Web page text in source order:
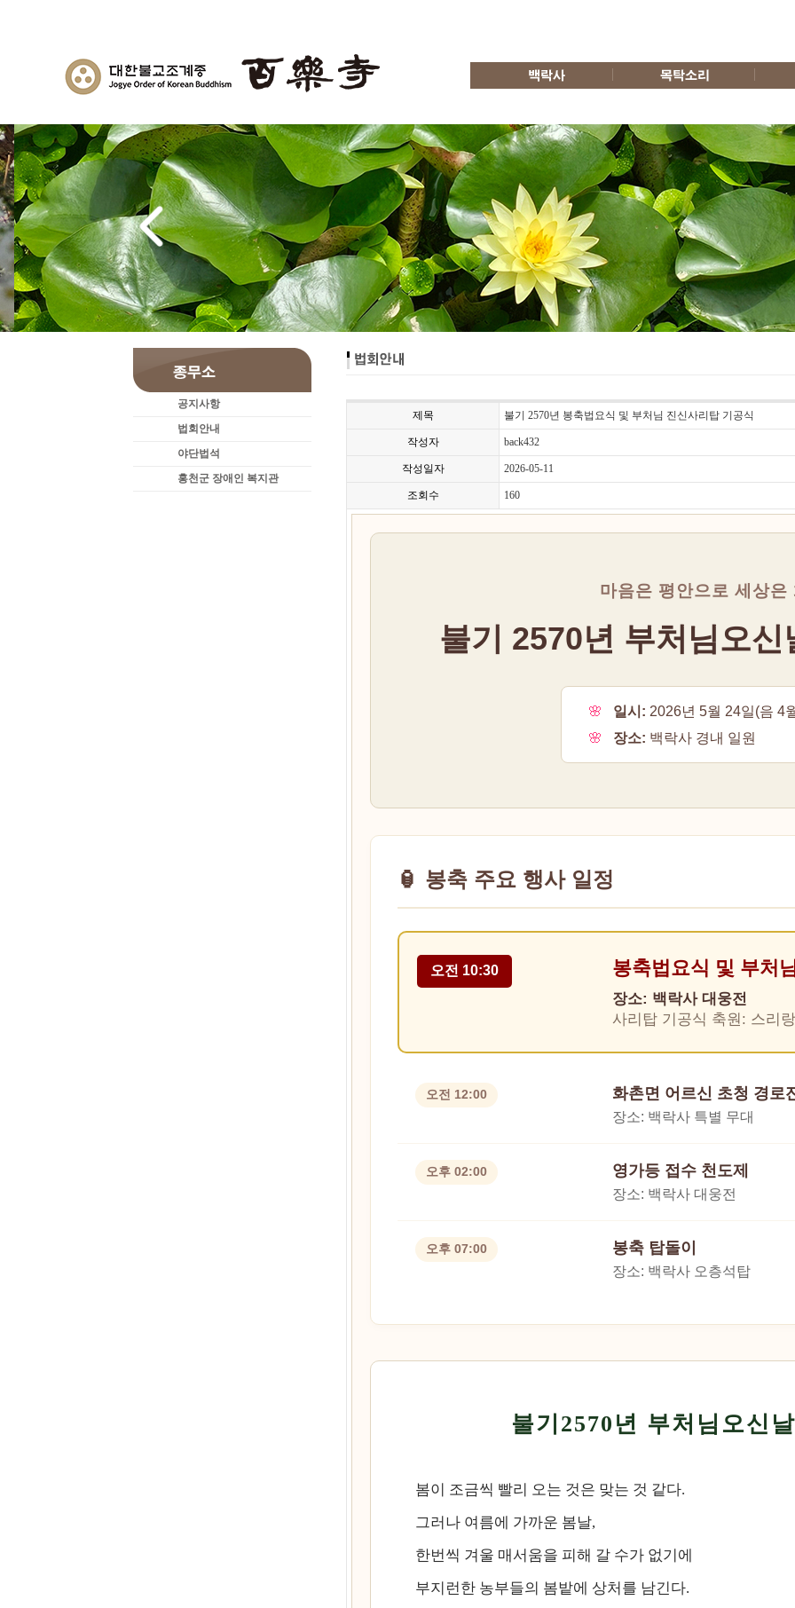
공지사항
법회안내
야단법석
홍천군 장애인 복지관
제목 불기 2570년 봉축법요식 및 부처님 진신사리탑 기공식
작성자 back432
작성일자 2026-05-11
조회수 160
마음은 평안으로 세상은
불기 2570년 부처님오신
🌸 일시: 2026년 5월 24일(음 4
🌸
장소: 백락사 경내 일원
🏮 봉축 주요 행사 일정
오전 10:30 봉축법요식 및 부처
장소: 백락사 대웅전
사리탑 기공식 축원: 스리
오전 12:00 화촌면 어르신 초청 경로
장소: 백락사 특별 무대
오후 02:00 영가등 접수 천도제
장소: 백락사 대웅전
오후 07:00 봉축 탑돌이
장소: 백락사 오층석탑
불기2570년 부처님오신
봄이 조금씩 빨리 오는 것은 맞는 것 같다.
그러나 여름에 가까운 봄날,
한번씩 겨울 매서움을 피해 갈 수가 없기에
부지런한 농부들의 봄밭에 상처를 남긴다.